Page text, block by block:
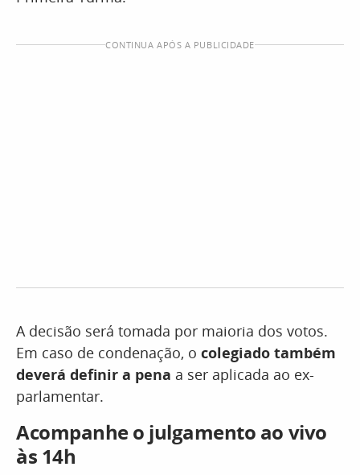
CONTINUA APÓS A PUBLICIDADE
A decisão será tomada por maioria dos votos.
Em caso de condenação, o colegiado também
deverá definir a pena a ser aplicada ao ex-
parlamentar.
Acompanhe o julgamento ao vivo
às 14h